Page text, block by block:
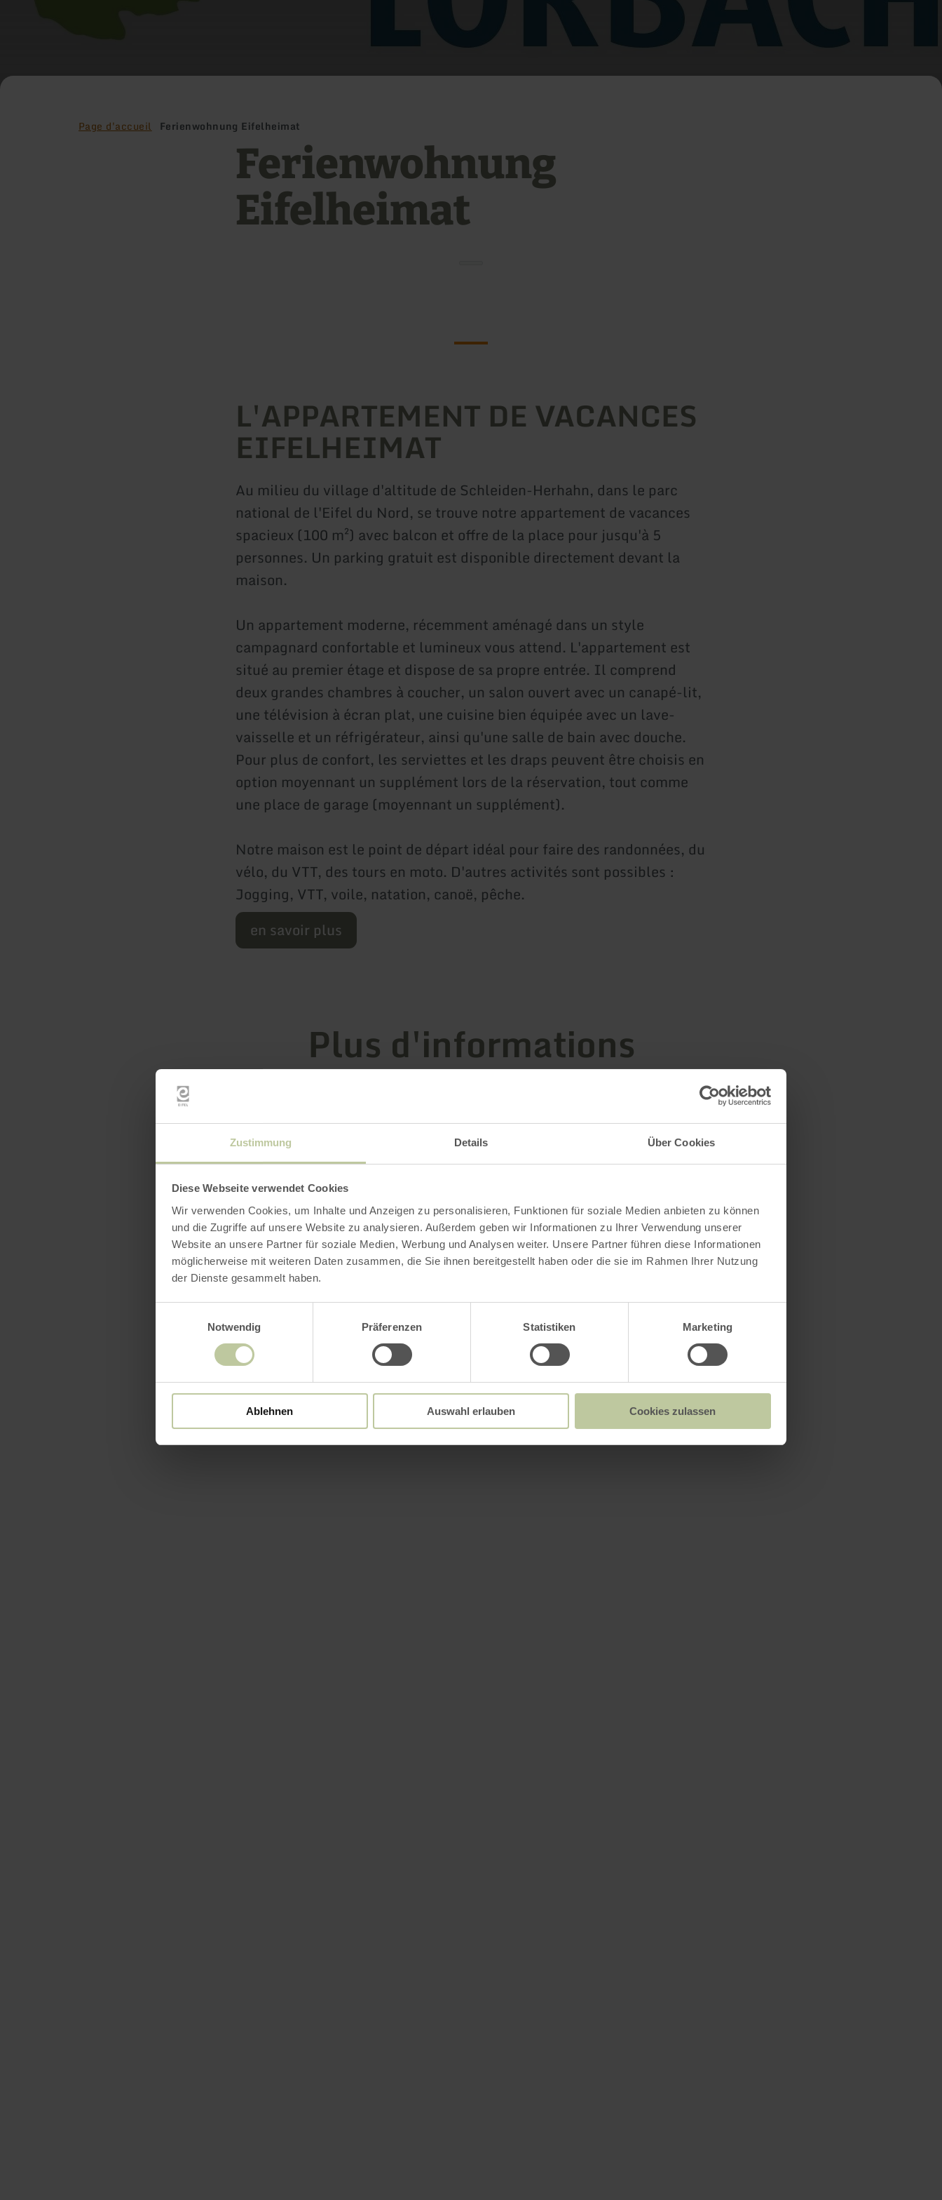
Zustimmung Details Über Cookies
Diese Webseite verwendet Cookies
Wir verwenden Cookies, um Inhalte und Anzeigen zu personalisieren, Funktionen für soziale Medien anbieten zu können
und die Zugriffe auf unsere Website zu analysieren. Außerdem geben wir Informationen zu Ihrer Verwendung unserer
Website an unsere Partner für soziale Medien, Werbung und Analysen weiter. Unsere Partner führen diese Informationen
möglicherweise mit weiteren Daten zusammen, die Sie ihnen bereitgestellt haben oder die sie im Rahmen Ihrer Nutzung
der Dienste gesammelt haben.
Notwendig
Präferenzen Statistiken Marketing
Ablehnen Auswahl erlauben Cookies zulassen
Page d'accueil Ferienwohnung Eifelheimat
Ferienwohnung
Eifelheimat
L'APPARTEMENT DE VACANCES
EIFELHEIMAT
Au milieu du village d'altitude de Schleiden-Herhahn, dans le parc
national de l'Eifel du Nord, se trouve notre appartement de vacances
spacieux (100 m²) avec balcon et offre de la place pour jusqu'à 5
personnes. Un parking gratuit est disponible directement devant la
maison.
Un appartement moderne, récemment aménagé dans un style
campagnard confortable et lumineux vous attend. L'appartement est
situé au premier étage et dispose de sa propre entrée. Il comprend
deux grandes chambres à coucher, un salon ouvert avec un canapé-lit,
une télévision à écran plat, une cuisine bien équipée avec un lave-
vaisselle et un réfrigérateur, ainsi qu'une salle de bain avec douche.
Pour plus de confort, les serviettes et les draps peuvent être choisis en
option moyennant un supplément lors de la réservation, tout comme
une place de garage (moyennant un supplément).
Notre maison est le point de départ idéal pour faire des randonnées, du
vélo, du VTT, des tours en moto. D'autres activités sont possibles :
Jogging, VTT, voile, natation, canoë, pêche.
en savoir plus
Plus d'informations
Équipements